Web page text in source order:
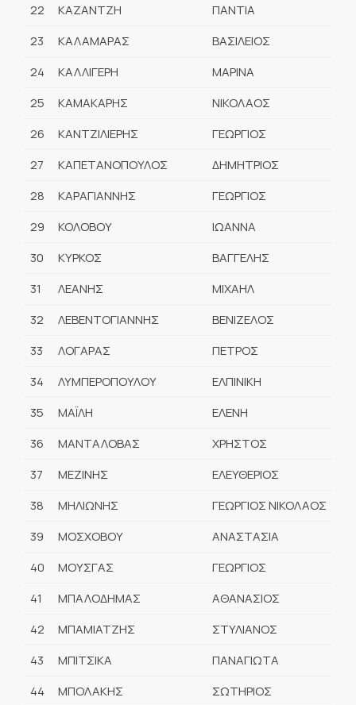
22
ΚΑΖΑΝΤΖΗ
ΠΑΝΤΙΑ
23
ΚΑΛΑΜΑΡΑΣ
ΒΑΣΙΛΕΙΟΣ
24
ΚΑΛΛΙΓΕΡΗ
ΜΑΡΙΝΑ
25
ΚΑΜΑΚΑΡΗΣ
ΝΙΚΟΛΑΟΣ
26
ΚΑΝΤΖΙΛΙΕΡΗΣ
ΓΕΩΡΓΙΟΣ
27
ΚΑΠΕΤΑΝΟΠΟΥΛΟΣ
ΔΗΜΗΤΡΙΟΣ
28
ΚΑΡΑΓΙΑΝΝΗΣ
ΓΕΩΡΓΙΟΣ
29
ΚΟΛΟΒΟΥ
ΙΩΑΝΝΑ
30
ΚΥΡΚΟΣ
ΒΑΓΓΕΛΗΣ
31
ΛΕΑΝΗΣ
ΜΙΧΑΗΛ
32
ΛΕΒΕΝΤΟΓΙΑΝΝΗΣ
ΒΕΝΙΖΕΛΟΣ
33
ΛΟΓΑΡΑΣ
ΠΕΤΡΟΣ
34
ΛΥΜΠΕΡΟΠΟΥΛΟΥ
ΕΛΠΙΝΙΚΗ
35
ΜΑΪΛΗ
ΕΛΕΝΗ
36
ΜΑΝΤΑΛΟΒΑΣ
ΧΡΗΣΤΟΣ
37
ΜΕΖΙΝΗΣ
ΕΛΕΥΘΕΡΙΟΣ
38
ΜΗΛΙΩΝΗΣ
ΓΕΩΡΓΙΟΣ ΝΙΚΟΛΑΟΣ
39
ΜΟΣΧΟΒΟΥ
ΑΝΑΣΤΑΣΙΑ
40
ΜΟΥΣΓΑΣ
ΓΕΩΡΓΙΟΣ
41
ΜΠΑΛΟΔΗΜΑΣ
ΑΘΑΝΑΣΙΟΣ
42
ΜΠΑΜΙΑΤΖΗΣ
ΣΤΥΛΙΑΝΟΣ
43
ΜΠΙΤΣΙΚΑ
ΠΑΝΑΓΙΩΤΑ
44
ΜΠΟΛΑΚΗΣ
ΣΩΤΗΡΙΟΣ